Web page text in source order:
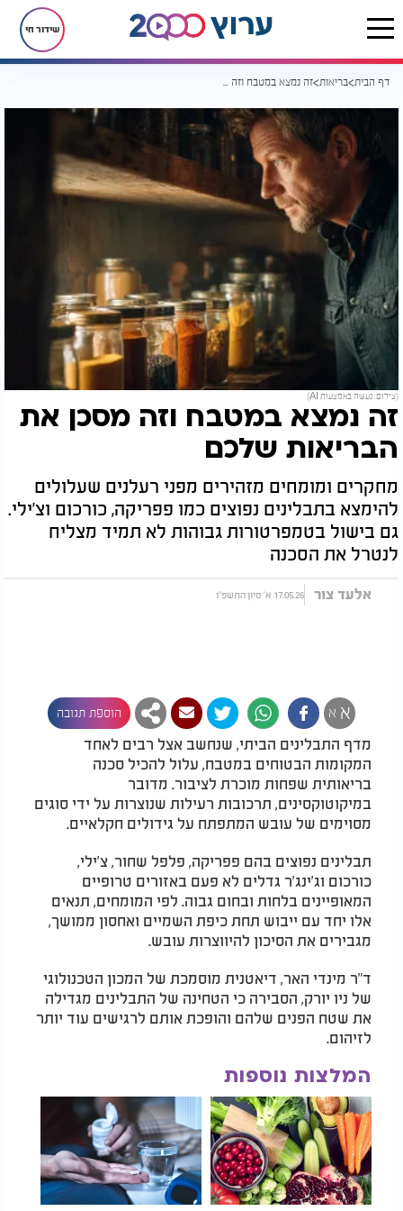
שידור חי
דף הבית בריאות זה נמצא במטבח וזה מסכן את הבריאות שלכם
(צילום: נעשה באמצעות AI)
זה נמצא במטבח וזה מסכן את
הבריאות שלכם
מחקרים ומומחים מזהירים מפני רעלנים שעלולים
להימצא בתבלינים נפוצים כמו פפריקה, כורכום וצ'ילי.
גם בישול בטמפרטורות גבוהות לא תמיד מצליח
לנטרל את הסכנה
אלעד צור 17.05.26 א' סיון התשפ"ו
א א הוספת תגובה
מדף התבלינים הביתי, שנחשב אצל רבים לאחד
המקומות הבטוחים במטבח, עלול להכיל סכנה
בריאותית שפחות מוכרת לציבור. מדובר
במיקוטוקסינים, תרכובות רעילות שנוצרות על ידי סוגים
מסוימים של עובש המתפתח על גידולים חקלאיים.
תבלינים נפוצים בהם פפריקה, פלפל שחור, צ'ילי,
כורכום וג'ינג'ר גדלים לא פעם באזורים טרופיים
המאופיינים בלחות ובחום גבוה. לפי המומחים, תנאים
אלו יחד עם ייבוש תחת כיפת השמיים ואחסון ממושך,
מגבירים את הסיכון להיווצרות עובש.
ד"ר מינדי האר, דיאטנית מוסמכת של המכון הטכנולוגי
של ניו יורק, הסבירה כי הטחינה של התבלינים מגדילה
את שטח הפנים שלהם והופכת אותם לרגישים עוד יותר
לזיהום.
המלצות נוספות